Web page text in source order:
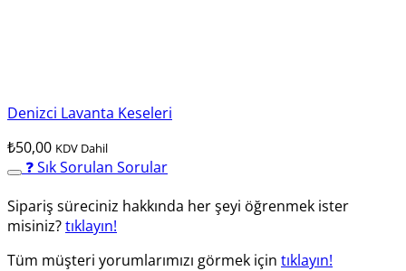
Denizci Lavanta Keseleri
₺50,00 KDV Dahil
❓ Sık Sorulan Sorular
Sipariş süreciniz hakkında her şeyi öğrenmek ister
misiniz?tıklayın!
Tüm müşteri yorumlarımızı görmek için tıklayın!